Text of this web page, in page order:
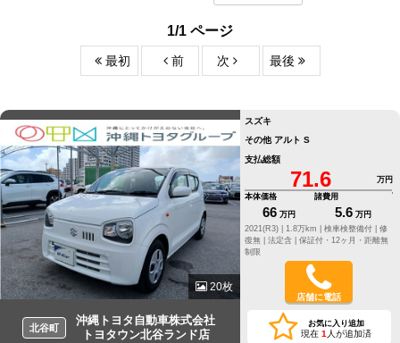
1/1 ページ
最初 前 次 最後
20枚
北谷町
沖縄トヨタ自動車株式会社
トヨタウン北谷ランド店
スズキ
その他 アルト S
支払総額
71.6
万円
本体価格
66 万円
諸費用
5.6 万円
2021(R3) |
1.8万km | 検車検整備付 | 修
復無 | 法定含 | 保証付・12ヶ月・距離無
制限
店舗に電話
お気に入り追加
現在 1 人が追加済